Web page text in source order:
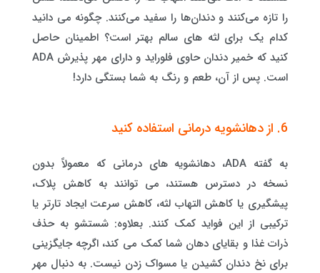
را تازه می‌کنند و دندان‌ها را سفید می‌کنند. چگونه می دانید
کدام یک برای لثه های سالم بهتر است؟ اطمینان حاصل
کنید که خمیر دندان حاوی فلوراید و دارای مهر پذیرش ADA
است. پس از آن، طعم و رنگ به شما بستگی دارد!
6. از دهانشویه درمانی استفاده کنید
به گفته ADA، دهانشویه های درمانی که معمولاً بدون
نسخه در دسترس هستند، می توانند به کاهش پلاک،
پیشگیری یا کاهش التهاب لثه، کاهش سرعت ایجاد تارتر یا
ترکیبی از این فواید کمک کنند. بعلاوه: شستشو به حذف
ذرات غذا و بقایای دهان شما کمک می کند، اگرچه جایگزینی
برای نخ دندان کشیدن یا مسواک زدن نیست. به دنبال مهر